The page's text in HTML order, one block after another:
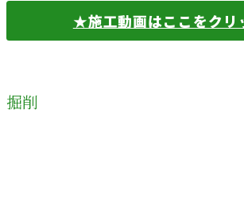
★施工動画はここをク
掘削